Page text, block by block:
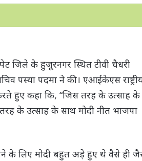
जिले के हुजूरनगर स्थित टीवी चैधरी
पस्या पदमा ने की। एआईकेएस
हुए कहा कि, “जिस तरह के उत्साह के
के उत्साह के साथ मोदी नीत भाजपा
के लिए मोदी बहुत अड़े हुए थे वैसे ही